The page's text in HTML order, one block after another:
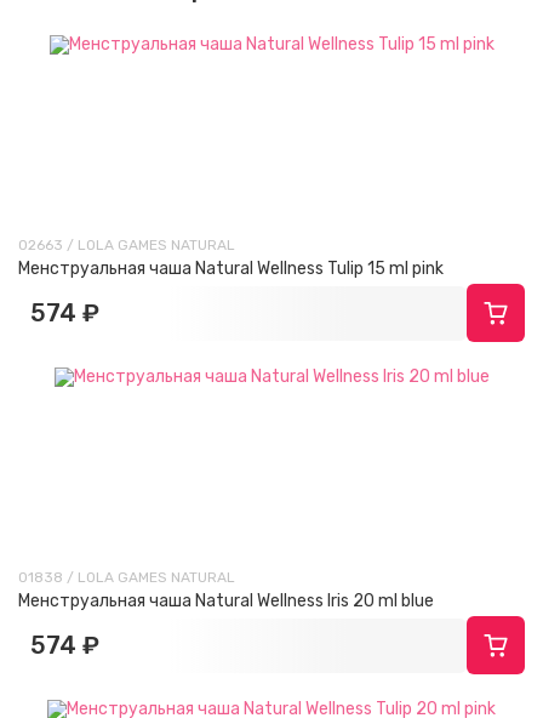
02663 / LOLA GAMES NATURAL
Менструальная чаша Natural Wellness Tulip 15 ml pink
574 ₽
01838 / LOLA GAMES NATURAL
Менструальная чаша Natural Wellness Iris 20 ml blue
574 ₽